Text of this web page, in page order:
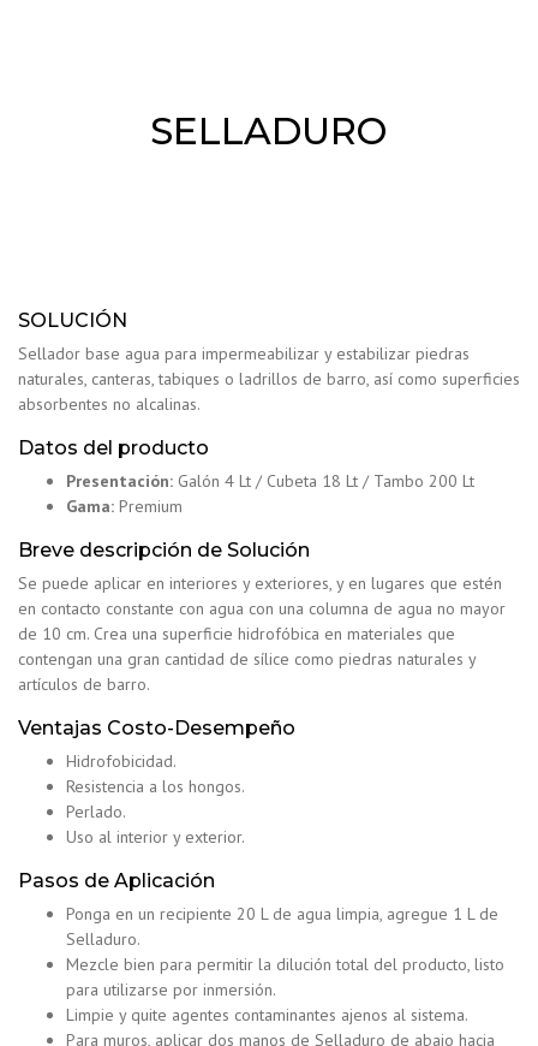
SELLADURO
SOLUCIÓN
Sellador base agua para impermeabilizar y estabilizar piedras
naturales, canteras, tabiques o ladrillos de barro, así como superficies
absorbentes no alcalinas.
Datos del producto
Presentación: Galón 4 Lt / Cubeta 18 Lt / Tambo 200 Lt
Gama: Premium
Breve descripción de Solución
Se puede aplicar en interiores y exteriores, y en lugares que estén
en contacto constante con agua con una columna de agua no mayor
de 10 cm. Crea una superficie hidrofóbica en materiales que
contengan una gran cantidad de sílice como piedras naturales y
artículos de barro.
Ventajas Costo-Desempeño
Hidrofobicidad.
Resistencia a los hongos.
Perlado.
Uso al interior y exterior.
Pasos de Aplicación
Ponga en un recipiente 20 L de agua limpia, agregue 1 L de
Selladuro.
Mezcle bien para permitir la dilución total del producto, listo
para utilizarse por inmersión.
Limpie y quite agentes contaminantes ajenos al sistema.
Para muros, aplicar dos manos de Selladuro de abajo hacia